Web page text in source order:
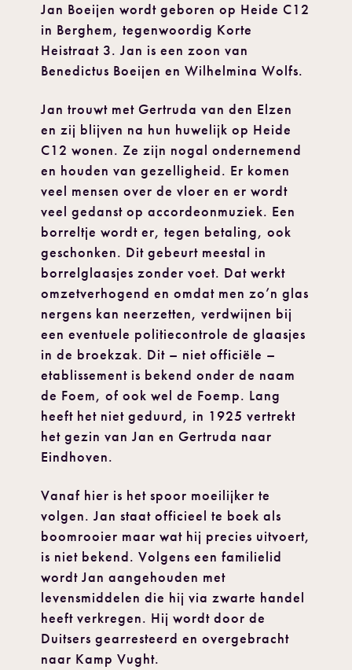
Jan Boeijen wordt geboren op Heide C12
in Berghem, tegenwoordig Korte
Heistraat 3. Jan is een zoon van
Benedictus Boeijen en Wilhelmina Wolfs.
Jan trouwt met Gertruda van den Elzen
en zij blijven na hun huwelijk op Heide
C12 wonen. Ze zijn nogal ondernemend
en houden van gezelligheid. Er komen
veel mensen over de vloer en er wordt
veel gedanst op accordeonmuziek. Een
borreltje wordt er, tegen betaling, ook
geschonken. Dit gebeurt meestal in
borrelglaasjes zonder voet. Dat werkt
omzetverhogend en omdat men zo’n glas
nergens kan neerzetten, verdwijnen bij
een eventuele politiecontrole de glaasjes
in de broekzak. Dit – niet officiële –
etablissement is bekend onder de naam
de Foem, of ook wel de Foemp. Lang
heeft het niet geduurd, in 1925 vertrekt
het gezin van Jan en Gertruda naar
Eindhoven.
Vanaf hier is het spoor moeilijker te
volgen. Jan staat officieel te boek als
boomrooier maar wat hij precies uitvoert,
is niet bekend. Volgens een familielid
wordt Jan aangehouden met
levensmiddelen die hij via zwarte handel
heeft verkregen. Hij wordt door de
Duitsers gearresteerd en overgebracht
naar Kamp Vught.